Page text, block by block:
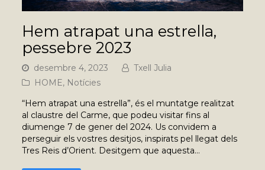
Hem atrapat una estrella,
pessebre 2023
desembre 4, 2023
Txell Julia
HOME, Notícies
“Hem atrapat una estrella”, és el muntatge realitzat
al claustre del Carme, que podeu visitar fins al
diumenge 7 de gener del 2024. Us convidem a
perseguir els vostres desitjos, inspirats pel llegat dels
Tres Reis d’Orient. Desitgem que aquesta…